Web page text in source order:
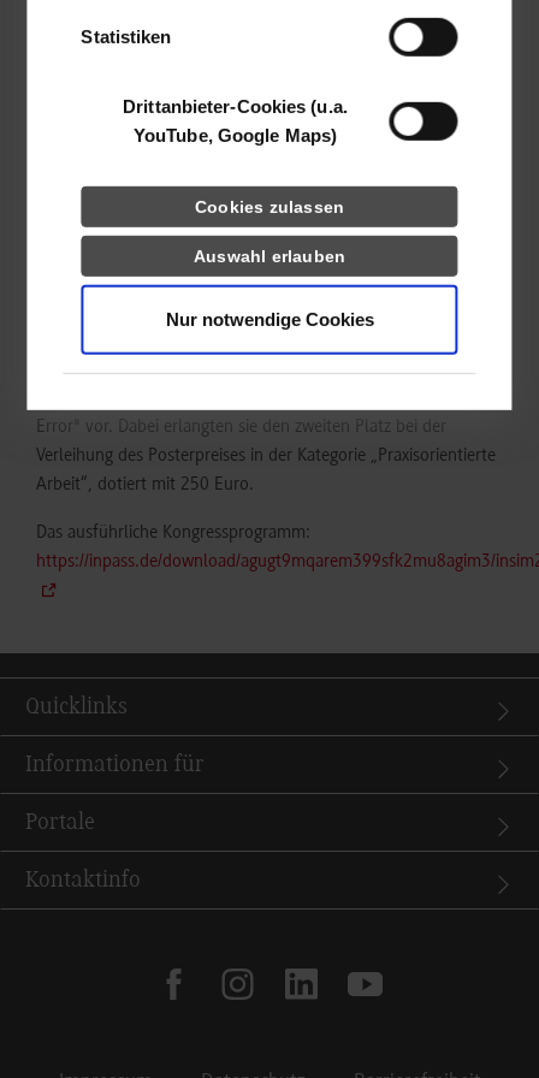
Statistiken
Drittanbieter-Cookies (u.a.
YouTube, Google Maps)
Cookies zulassen
Auswahl erlauben
Nur notwendige Cookies
der Simulationsmedizin die von ihnen im Rahmen einer
Fallstudie zu Methoden der Wirtschaftsinformatik entwickelte
SimuLern wurde als Projekt zur Steigerung der
interaktive Trainingsplattform, die auch das interprofessionelle
Debriefing abbildet, in Kooperation mit dem Studienzentrum
Gesundheitswissenschaften und dem Simulationszentrum
STUPS des Klinikums Stuttgart initiiert. Neben einem Vortrag
mit dem Titel "Debriefing für interprofessionelle
Spielmann und Seger auch ihr Poster "Patientensicherheit in
Error" vor. Dabei erlangten sie den zweiten Platz bei der
Verleihung des Posterpreises in der Kategorie „Praxisorientierte
Arbeit“, dotiert mit 250 Euro.
Das ausführliche Kongressprogramm:
https://inpass.de/download/agugt9mqarem399sfk2mu8agim3/
Quicklinks
Informationen für
Portale
Kontaktinfo
facebookinstagramlinkedinyoutube